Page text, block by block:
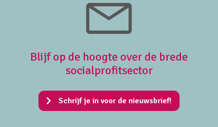
Blijf op de hoogte over de brede
socialprofitsector
Schrijf je in voor de nieuwsbrief!